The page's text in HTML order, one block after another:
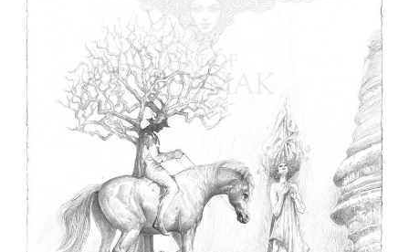
CHOPIN Étincelles de lumière